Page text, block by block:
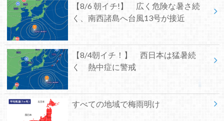
【8/6 朝イチ!】 広く危険な暑さ続
く、南西諸島へ台風13号が接近
【8/4朝イチ！】 西日本は猛暑続
く 熱中症に警戒
すべての地域で梅雨明け